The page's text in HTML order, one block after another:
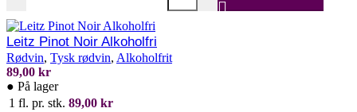
Tilføj til favoritliste
Leitz Pinot Noir Alkoholfri
Rødvin, Tysk rødvin, Alkoholfrit
89,00 kr
● På lager
1 fl. pr. stk. 89,00 kr